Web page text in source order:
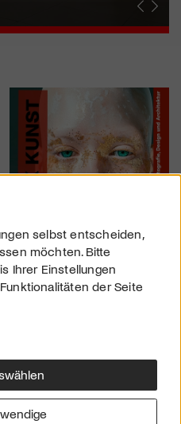
Impressum
selbst entscheiden,
möchten. Bitte
Ihrer Einstellungen
der Seite